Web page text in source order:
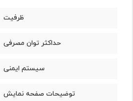
ظرفیت
حداکثر توان مصرفی
سیستم ایمنی
توضیحات صفحه نمایش